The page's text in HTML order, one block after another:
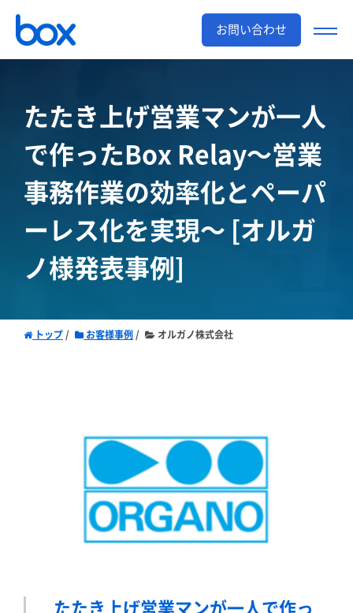
お問い合わせ
たたき上げ営業マンが一人
で作ったBox Relay～営業
事務作業の効率化とペーパ
ーレス化を実現～ [オルガ
ノ様発表事例]
トップ お客様事例 オルガノ株式会社
たたき上げ営業マンが一人で作っ